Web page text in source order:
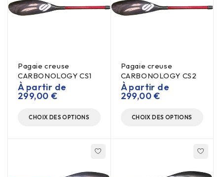
Pagaie creuse
CARBONOLOGY CS1
À partir de
299,00 €
CHOIX DES OPTIONS
Pagaie creuse
CARBONOLOGY CS2
À partir de
299,00€
CHOIX DES OPTIONS